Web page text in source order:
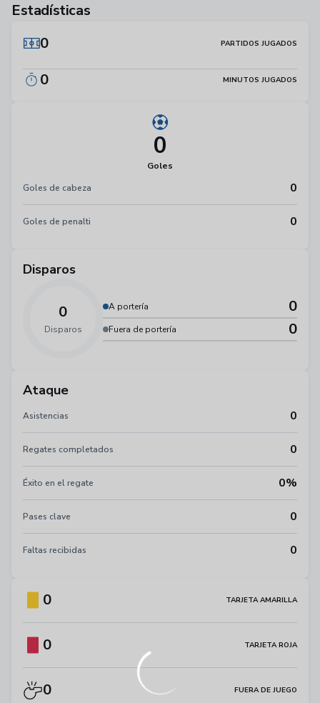
Estadísticas
0
PARTIDOS JUGADOS
0 MINUTOS JUGADOS
0
Goles
Goles de cabeza
0
Goles de penalti 0
Disparos
0
Disparos
A portería 0
Fuera de portería 0
Ataque
Asistencias 0
Regates completados 0
Éxito en el regate 0%
Pases clave 0
Faltas recibidas 0
0 TARJETA AMARILLA
0 TARJETA ROJA
0 FUERA DE JUEGO